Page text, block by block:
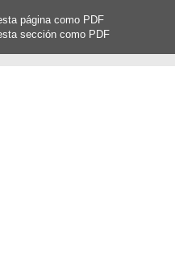
página como PDF
sección como PDF